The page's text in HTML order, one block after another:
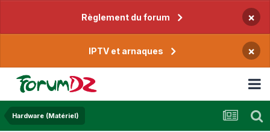
Règlement du forum ×
IPTV et arnaques ×
Hardware (Matériel)